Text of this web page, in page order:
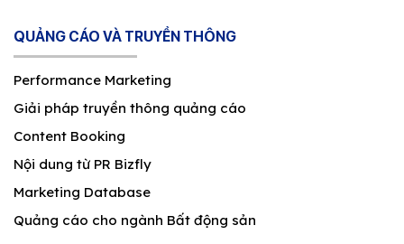
QUẢNG CÁO VÀ TRUYỀN THÔNG
Performance Marketing
Giải pháp truyền thông quảng cáo
Content Booking
Nội dung từ PR Bizfly
Marketing Database
Quảng cáo cho ngành Bất động sản